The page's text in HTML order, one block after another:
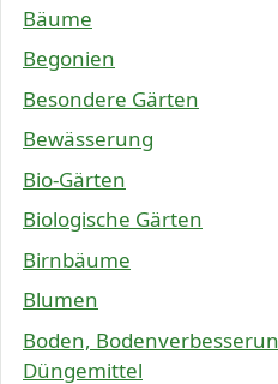
Bäume
Begonien
Besondere Gärten
Bewässerung
Bio-Gärten
Biologische Gärten
Birnbäume
Blumen
Boden,
Düngemittel